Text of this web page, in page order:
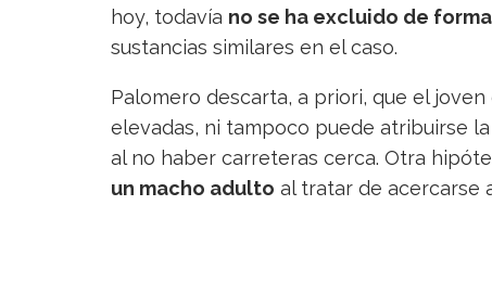
hoy, todavía no se ha excluido de
sustancias similares en el caso.
Palomero descarta, a priori, que el
elevadas, ni tampoco puede atribuirse
al no haber carreteras cerca. Otra
un macho adulto al tratar de acercarse